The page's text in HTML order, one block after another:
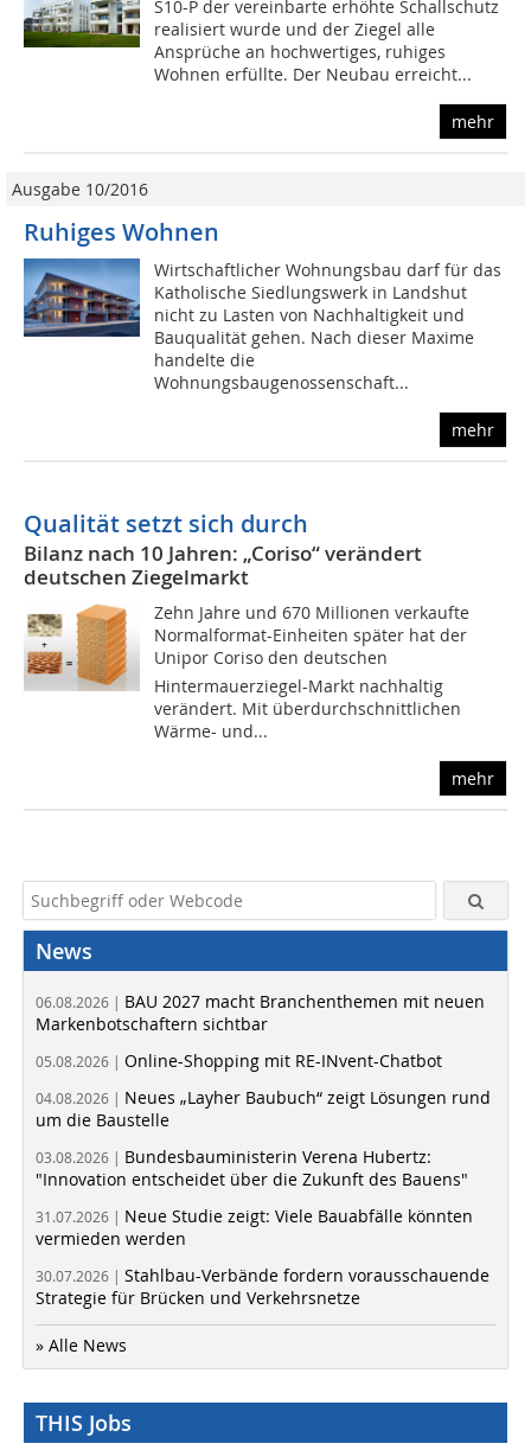
S10-P der vereinbarte erhöhte Schallschutz
realisiert wurde und der Ziegel alle
Ansprüche an hochwertiges, ruhiges
Wohnen erfüllte. Der Neubau erreicht...
mehr
Ausgabe 10/2016
Ruhiges Wohnen
Wirtschaftlicher Wohnungsbau darf für das
Katholische Sied­lungswerk in Landshut
nicht zu Lasten von Nachhaltigkeit und
Bauqualität gehen. Nach dieser Maxime
handelte die
Wohnungsbaugenossenschaft...
mehr
Qualität setzt sich durch
Bilanz nach 10 Jahren: „Coriso“ verändert
deutschen Ziegelmarkt
Zehn Jahre und 670 Millionen verkaufte
Normalformat-Einheiten später hat der
Unipor Coriso den deutschen
Hintermauerziegel-Markt nachhaltig
verändert. Mit überdurchschnittlichen
Wärme- und...
mehr
News
06.08.2026 | BAU 2027 macht Branchenthemen mit neuen
Markenbotschaftern sichtbar
05.08.2026 | Online-Shopping mit RE-INvent-Chatbot
04.08.2026 | Neues „Layher Baubuch“ zeigt Lösungen rund
um die Baustelle
03.08.2026 | Bundesbauministerin Verena Hubertz:
"Innovation entscheidet über die Zukunft des Bauens"
31.07.2026 | Neue Studie zeigt: Viele Bauabfälle könnten
vermieden werden
30.07.2026 | Stahlbau-Verbände fordern vorausschauende
Strategie für Brücken und Verkehrsnetze
» Alle News
THIS Jobs